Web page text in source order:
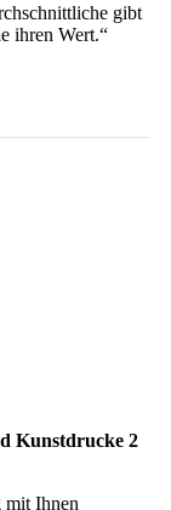
gibt
ihren Wert.“
Kunstdrucke 2
mit Ihnen